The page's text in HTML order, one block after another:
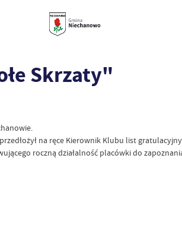
Skrzaty"
na ręce Kierownik Klubu list
roczną działalność placówki do